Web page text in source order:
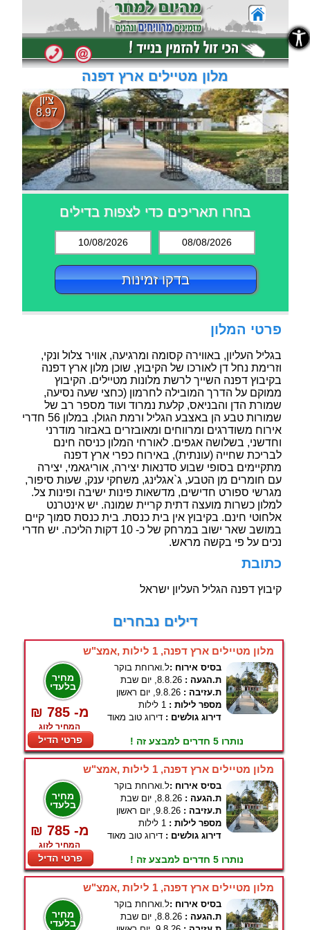
מלון מטיילים ארץ דפנה
ציון
8.97
בחרו תאריכים כדי לצפות בדילים
10/08/2026 08/08/2026
בדקו זמינות
פרטי המלון
בגליל העליון, באווירה קסומה ומרגיעה, אוויר צלול ונקי,
וזרימת נחל דן לאורכו של הקיבוץ, שוכן מלון ארץ דפנה
בקיבוץ דפנה השייך לרשת מלונות מטיילים. הקיבוץ
ממוקם על הדרך המובילה לחרמון (כחצי שעה נסיעה,
שמורת הדן והבניאס, קלעת נמרוד ועוד מספר רב של
שמורות טבע הן באצבע הגליל ורמת הגולן. במלון 56 חדרי
אירוח משודרגים ומרווחים ומאובזרים באבזור מודרני
וחדשני, בשלושה אגפים. לאורחי המלון כניסה חינם
לבריכת שחייה (עונתית), באירוח כפרי ארץ דפנה
מתקיימים בסופי שבוע סדנאות יצירה, אוריגאמי, יצירה
עם חומרים מן הטבע, ג`אגלינג, משחקי ענק, שעות סיפור,
מגרשי ספורט חדישים, מדשאות פינות ישיבה ופינות צל.
למלון כשרות מועצה דתית קריית שמונה. יש אינטרנט
אלחוטי חינם. בקיבוץ אין בית כנסת. בית כנסת סמוך קיים
במושב שאר ישוב במרחק של כ- 10 דקות הליכה. יש חדרי
נכים על פי בקשה מראש.
כתובת
קיבוץ דפנה הגליל העליון ישראל
דילים נבחרים
מלון מטיילים ארץ דפנה, 1 לילות ,אמצ"ש
מחיר
בלעדי
₪ 785 -מ
המחיר לזוג
פרטי הדיל
בסיס אירוח :ל.וארוחת בוקר
ת.הגעה : 8.8.26, יום שבת
ת.עזיבה : 9.8.26, יום ראשון
מספר לילות : 1 לילות
דירוג גולשים : דירוג טוב מאוד
נותרו 5 חדרים למבצע זה !
מלון מטיילים ארץ דפנה, 1 לילות ,אמצ"ש
מחיר
בלעדי
₪ 785 -מ
המחיר לזוג
פרטי הדיל
בסיס אירוח :ל.וארוחת בוקר
ת.הגעה : 8.8.26, יום שבת
ת.עזיבה : 9.8.26, יום ראשון
מספר לילות : 1 לילות
דירוג גולשים : דירוג טוב מאוד
נותרו 5 חדרים למבצע זה !
מלון מטיילים ארץ דפנה, 1 לילות ,אמצ"ש
מחיר
בלעדי
בסיס אירוח :ל.וארוחת בוקר
ת.הגעה : 8.8.26, יום שבת
נגישות
נגישות